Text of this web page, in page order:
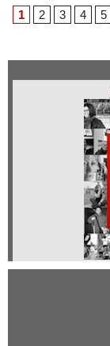
1
2 3 4 5